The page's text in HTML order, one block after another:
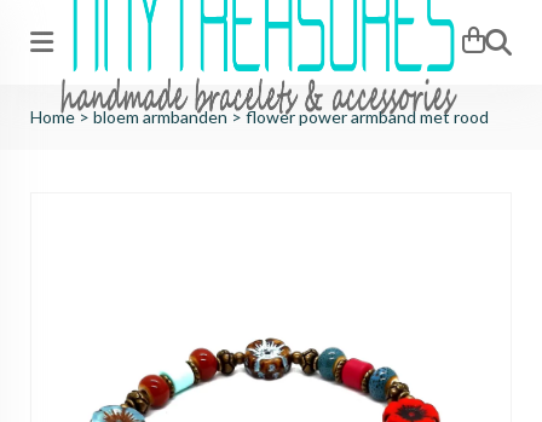
Zoeken
Home> bloem armbanden > flower power armband met rood